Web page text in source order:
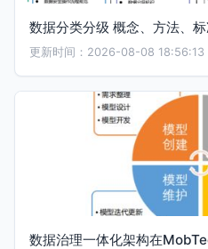
数据分类分级 概念、方法、
更新时间：2026-08-08 18:56:13
数据治理一体化架构在